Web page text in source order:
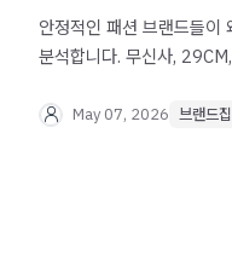
안정적인 패션 브랜드들이
분석합니다. 무신사,
성장시키는 다채널 운영 구
May 07, 2026 브랜드집